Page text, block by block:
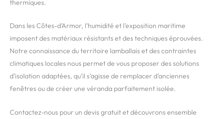
thermiques.
Dans les Côtes-d’Armor, l’humidité et l’exposition maritime
imposent des matériaux résistants et des techniques éprouvées.
Notre connaissance du territoire lamballais et des contraintes
climatiques locales nous permet de vous proposer des solutions
d’isolation adaptées, qu’il s’agisse de remplacer d’anciennes
fenêtres ou de créer une véranda parfaitement isolée.
Contactez-nous pour un devis gratuit et découvrons ensemble